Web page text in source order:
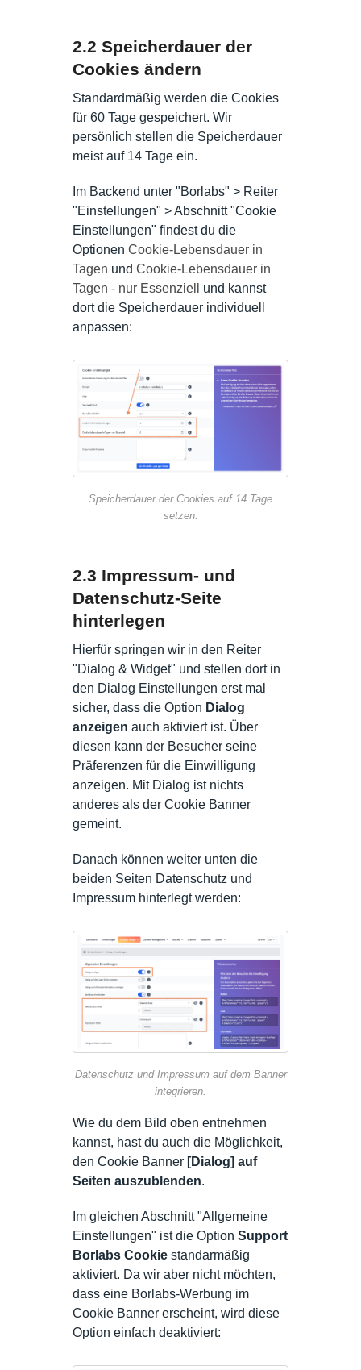
2.2 Speicherdauer der
Cookies ändern
Standardmäßig werden die Cookies
für 60 Tage gespeichert. Wir
persönlich stellen die Speicherdauer
meist auf 14 Tage ein.
Im Backend unter "Borlabs" > Reiter
"Einstellungen" > Abschnitt "Cookie
Einstellungen" findest du die
Optionen Cookie-Lebensdauer in
Tagen und Cookie-Lebensdauer in
Tagen - nur Essenziell und kannst
dort die Speicherdauer individuell
anpassen:
Speicherdauer der Cookies auf 14 Tage
setzen.
2.3 Impressum- und
Datenschutz-Seite
hinterlegen
Hierfür springen wir in den Reiter
"Dialog & Widget" und stellen dort in
den Dialog Einstellungen erst mal
sicher, dass die Option Dialog
anzeigen auch aktiviert ist. Über
diesen kann der Besucher seine
Präferenzen für die Einwilligung
anzeigen. Mit Dialog ist nichts
anderes als der Cookie Banner
gemeint.
Danach können weiter unten die
beiden Seiten Datenschutz und
Impressum hinterlegt werden:
Datenschutz und Impressum auf dem Banner
integrieren.
Wie du dem Bild oben entnehmen
kannst, hast du auch die Möglichkeit,
den Cookie Banner [Dialog] auf
Seiten auszublenden.
Im gleichen Abschnitt "Allgemeine
Einstellungen" ist die Option Support
Borlabs Cookie standarmäßig
aktiviert. Da wir aber nicht möchten,
dass eine Borlabs-Werbung im
Cookie Banner erscheint, wird diese
Option einfach deaktiviert: